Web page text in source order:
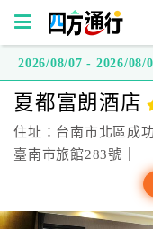
方
通
行
2026/08/07 - 2026/08/
夏都富朗酒店
住址：台南市北區成
臺南市旅館283號｜